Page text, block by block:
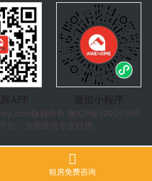
APP
微信小程序
版权所有
豫ICP备19007390
台，为您提供专业好房。
租房免费咨询